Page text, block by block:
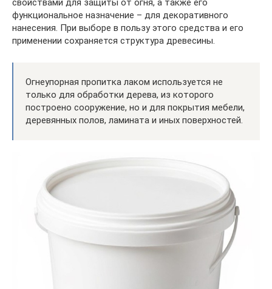
свойствами для защиты от огня, а также его
функциональное назначение – для декоративного
нанесения. При выборе в пользу этого средства и его
применении сохраняется структура древесины.
Огнеупорная пропитка лаком используется не
только для обработки дерева, из которого
построено сооружение, но и для покрытия мебели,
деревянных полов, ламината и иных поверхностей.